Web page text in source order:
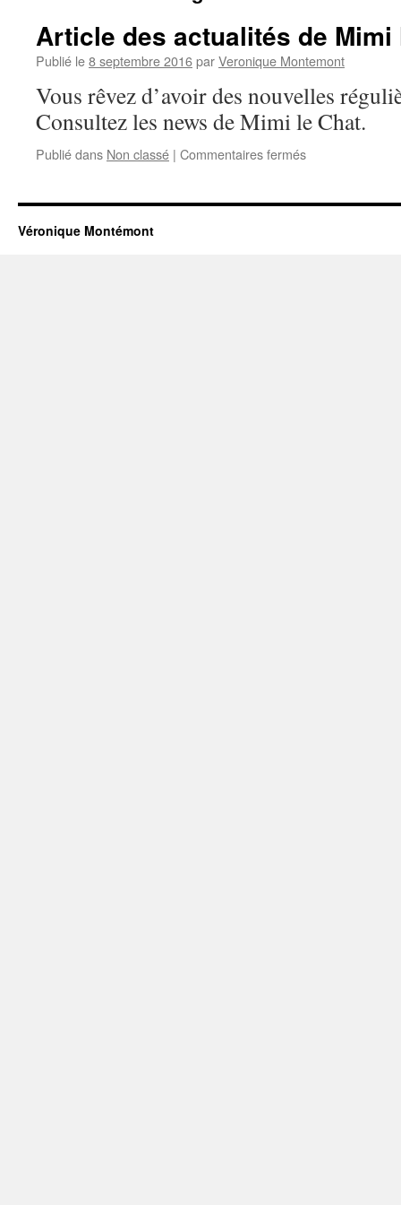
Article des actualités de Mimi
Publié le8 septembre 2016parVeronique Montemont
Vous rêvez d’avoir des nouvelles
Consultez les news de Mimi le Chat.
Publié dans Non classé | Commentaires ferméssur
actualités
Véronique Montémont